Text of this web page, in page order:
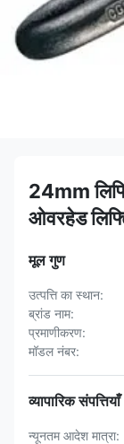
24mm
ओवरहेड
मूल गुण
उत्पत्ति का स्थान:
ब्रांड नाम:
प्रमाणीकरण:
मॉडल नंबर:
व्यापारिक संपत्तियाँ
न्यूनतम आदेश मात्रा: